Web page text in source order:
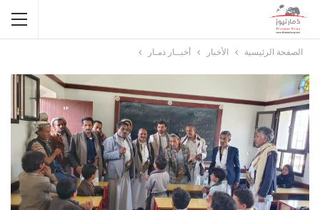
الصفحة الرئيسية الأخبار أخبــار ذمـار